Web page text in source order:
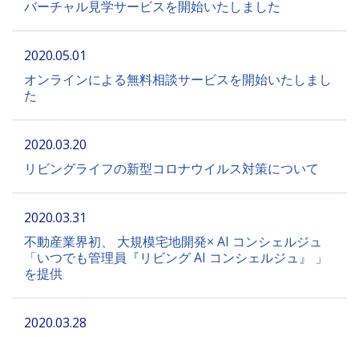
バーチャル見学サービスを開始いたしました
2020.05.01
オンラインによる無料相談サービスを開始いたしまし
た
2020.03.20
リビングライフの新型コロナウイルス対策について
2020.03.31
不動産業界初、 大規模宅地開発× AI コンシェルジュ
「いつでも管理員『リビング AI コンシェルジュ』 」
を提供
2020.03.28